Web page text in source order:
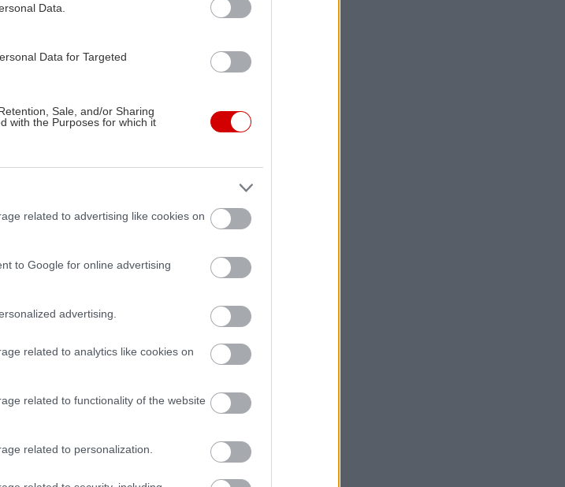
Data.
Data for Targeted
Sale, and/or Sharing
with the Purposes for which it
related to advertising like cookies on
to Google for online advertising
advertising.
related to analytics like cookies on
related to functionality of the website
related to personalization.
ZF Lifetec έχει σχεδιαστεί για να αυξάνει
στους επιβάτες που κάθονται στα
τα πόδια των επιβατών μπορεί να
το κάθισμα μετακινείται προς τα πίσω για
διάρκεια της σύγκρουσης.
ο ενεργός αερόσακος φτέρνας μπορεί να
γονάτων.
μετωπικό σύστημα συγκράτησης που